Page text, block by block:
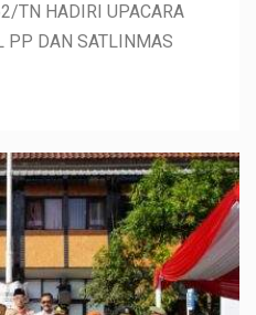
TN HADIRI UPACARA
PP DAN SATLINMAS